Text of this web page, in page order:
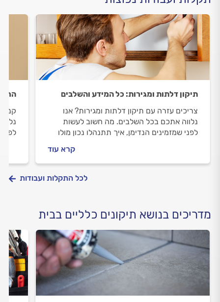
תיקון דלתות ומגירות: כל המידע והשלבים
צריכים עזרה עם תיקון דלתות ומגירות? אנו
נלווה אתכם בכל השלבים. מה חשוב לעשות
לפני שמזמינים הנדימן, איך תתנהלו נכון מולו
קרא עוד
לכל התקלות ועבודות
מדריכים בנושא תיקונים כלליים בבית